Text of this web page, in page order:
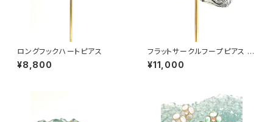
ロングフックハートピアス
¥8,800
フラットサークルフープピアス si
lver
¥11,000